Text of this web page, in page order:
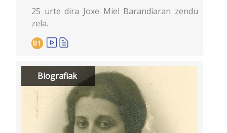
25 urte dira Joxe Miel Barandiaran zendu
zela.
B1
Biografiak